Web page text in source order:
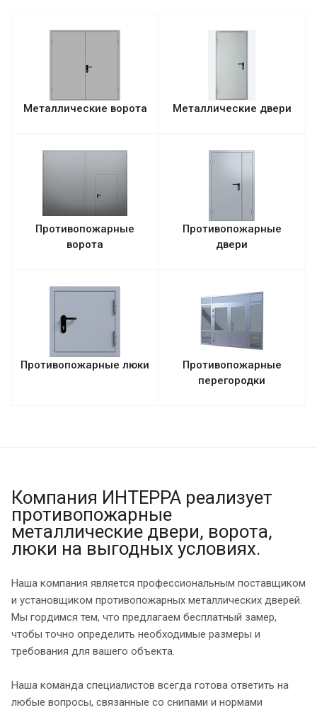
Металлические ворота Металлические двери
Противопожарные
ворота
Противопожарные
двери
Противопожарные люки
Противопожарные
перегородки
Компания ИНТЕРРА реализует
противопожарные
металлические двери, ворота,
люки на выгодных условиях.
Наша компания является профессиональным поставщиком
и установщиком противопожарных металлических дверей.
Мы гордимся тем, что предлагаем бесплатный замер,
чтобы точно определить необходимые размеры и
требования для вашего объекта.
Наша команда специалистов всегда готова ответить на
любые вопросы, связанные со снипами и нормами